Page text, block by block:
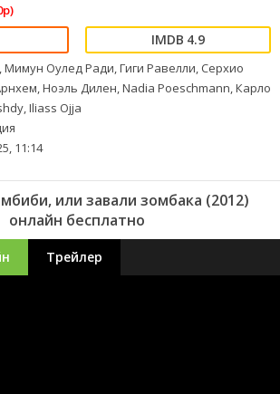
4.9
Мимун Оулед Ради, Гиги Равелли, Серхио
Ноэль Дилен, Nadia Poeschmann, Карло
Iliass Ojja
11:14
или завали зомбака (2012)
онлайн бесплатно
Трейлер